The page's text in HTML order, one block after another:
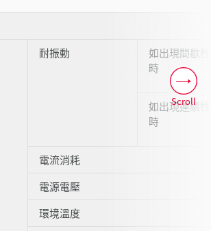
耐振動
如出現間歇
時
如出現連續
時
電流消耗
電源電壓
環境溫度
Scroll